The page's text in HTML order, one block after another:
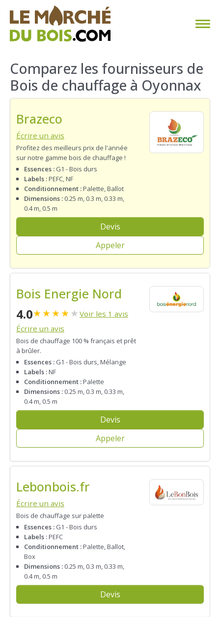
CHAUFFAGE AU BOIS
FAQ
TROUVER SON FOURNISSEUR
BLOG
ESPACE PRO
Comparez les fournisseurs de
Bois de chauffage à Oyonnax
Brazeco
Écrire un avis
Profitez des meilleurs prix de l'année
sur notre gamme bois de chauffage !
Essences : G1 - Bois durs
Labels :PEFC, NF
Conditionnement :Palette, Ballot
Dimensions : 0.25 m, 0.3 m, 0.33 m,
0.4 m, 0.5 m
Devis
Appeler
Bois Energie Nord
4.0★★★★★ Voir les 1 avis
Écrire un avis
Bois de chauffage 100 % français et prêt
à brûler.
Essences : G1 - Bois durs, Mélange
Labels :NF
Conditionnement :Palette
Dimensions : 0.25 m, 0.3 m, 0.33 m,
0.4 m, 0.5 m
Devis
Appeler
Lebonbois.fr
Écrire un avis
Bois de chauffage sur palette
Essences : G1 - Bois durs
Labels :PEFC
Conditionnement :Palette, Ballot,
Box
Dimensions : 0.25 m, 0.3 m, 0.33 m,
0.4 m, 0.5 m
Devis